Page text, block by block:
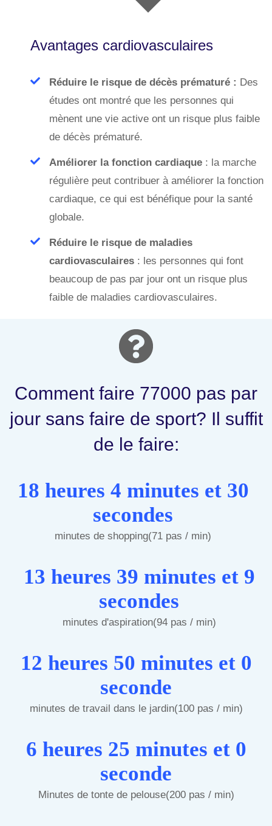
Avantages cardiovasculaires
Réduire le risque de décès prématuré : Des
études ont montré que les personnes qui
mènent une vie active ont un risque plus faible
de décès prématuré.
Améliorer la fonction cardiaque : la marche
régulière peut contribuer à améliorer la fonction
cardiaque, ce qui est bénéfique pour la santé
globale.
Réduire le risque de maladies
cardiovasculaires : les personnes qui font
beaucoup de pas par jour ont un risque plus
faible de maladies cardiovasculaires.
Comment faire 77000 pas par
jour sans faire de sport? Il suffit
de le faire:
18 heures 4 minutes et 30
secondes
minutes de shopping(71 pas / min)
13 heures 39 minutes et 9
secondes
minutes d'aspiration(94 pas / min)
12 heures 50 minutes et 0
seconde
minutes de travail dans le jardin(100 pas / min)
6 heures 25 minutes et 0
seconde
Minutes de tonte de pelouse(200 pas / min)